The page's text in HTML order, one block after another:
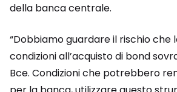
della banca centrale.
“Dobbiamo guardare il rischio che
condizioni all’acquisto di bond
Bce. Condizioni che potrebbero